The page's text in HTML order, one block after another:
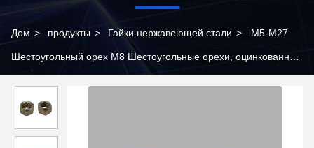
Дом > продукты > Гайки нержавеющей стали > M5-M27
Шестоугольный орех M8 Шестоугольные орехи, оцинкованные